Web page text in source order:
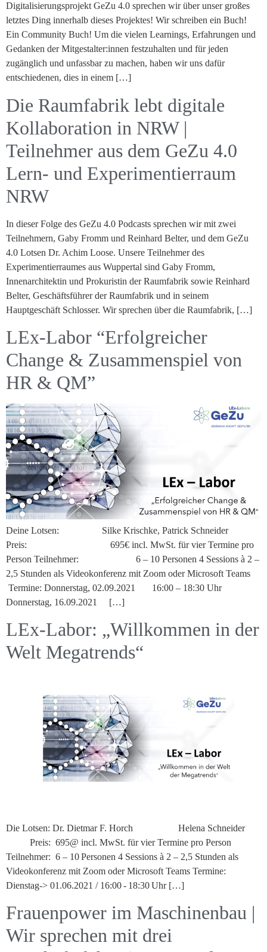
Digitalisierungsprojekt GeZu 4.0 sprechen wir über unser großes
letztes Ding innerhalb dieses Projektes! Wir schreiben ein Buch!
Ein Community Buch! Um die vielen Learnings, Erfahrungen und
Gedanken der Mitgestalter:innen festzuhalten und für jeden
zugänglich und unfassbar zu machen, haben wir uns dafür
entschiedenen, dies in einem […]
Die Raumfabrik lebt digitale
Kollaboration in NRW |
Teilnehmer aus dem GeZu 4.0
Lern- und Experimentierraum
NRW
In dieser Folge des GeZu 4.0 Podcasts sprechen wir mit zwei
Teilnehmern, Gaby Fromm und Reinhard Belter, und dem GeZu
4.0 Lotsen Dr. Achim Loose. Unsere Teilnehmer des
Experimentierraumes aus Wuppertal sind Gaby Fromm,
Innenarchitektin und Prokuristin der Raumfabrik sowie Reinhard
Belter, Geschäftsführer der Raumfabrik und in seinem
Hauptgeschäft Schlosser. Wir sprechen über die Raumfabrik, […]
LEx-Labor “Erfolgreicher
Change & Zusammenspiel von
HR & QM”
Deine Lotsen: Silke Krischke, Patrick Schneider
Preis: 695€ incl. MwSt. für vier Termine pro
Person Teilnehmer: 6 – 10 Personen 4 Sessions à 2 –
2,5 Stunden als Videokonferenz mit Zoom oder Microsoft Teams
Termine: Donnerstag, 02.09.2021 16:00 – 18:30 Uhr
Donnerstag, 16.09.2021 […]
LEx-Labor: „Willkommen in der
Welt Megatrends“
Die Lotsen: Dr. Dietmar F. Horch Helena Schneider
Preis: 695@ incl. MwSt. für vier Termine pro Person
Teilnehmer: 6 – 10 Personen 4 Sessions à 2 – 2,5 Stunden als
Videokonferenz mit Zoom oder Microsoft Teams Termine:
Dienstag-> 01.06.2021 / 16:00 - 18:30 Uhr […]
Frauenpower im Maschinenbau |
Wir sprechen mit drei